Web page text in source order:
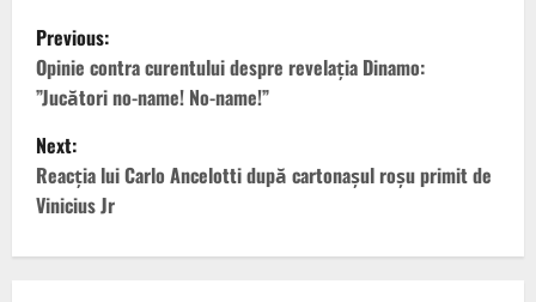
P
o
s
t
n
Previous:
Opinie contra curentului despre revelația Dinamo:
”Jucători no-name! No-name!”
Next:
Reacția lui Carlo Ancelotti după cartonașul roșu primit de
Vinicius Jr